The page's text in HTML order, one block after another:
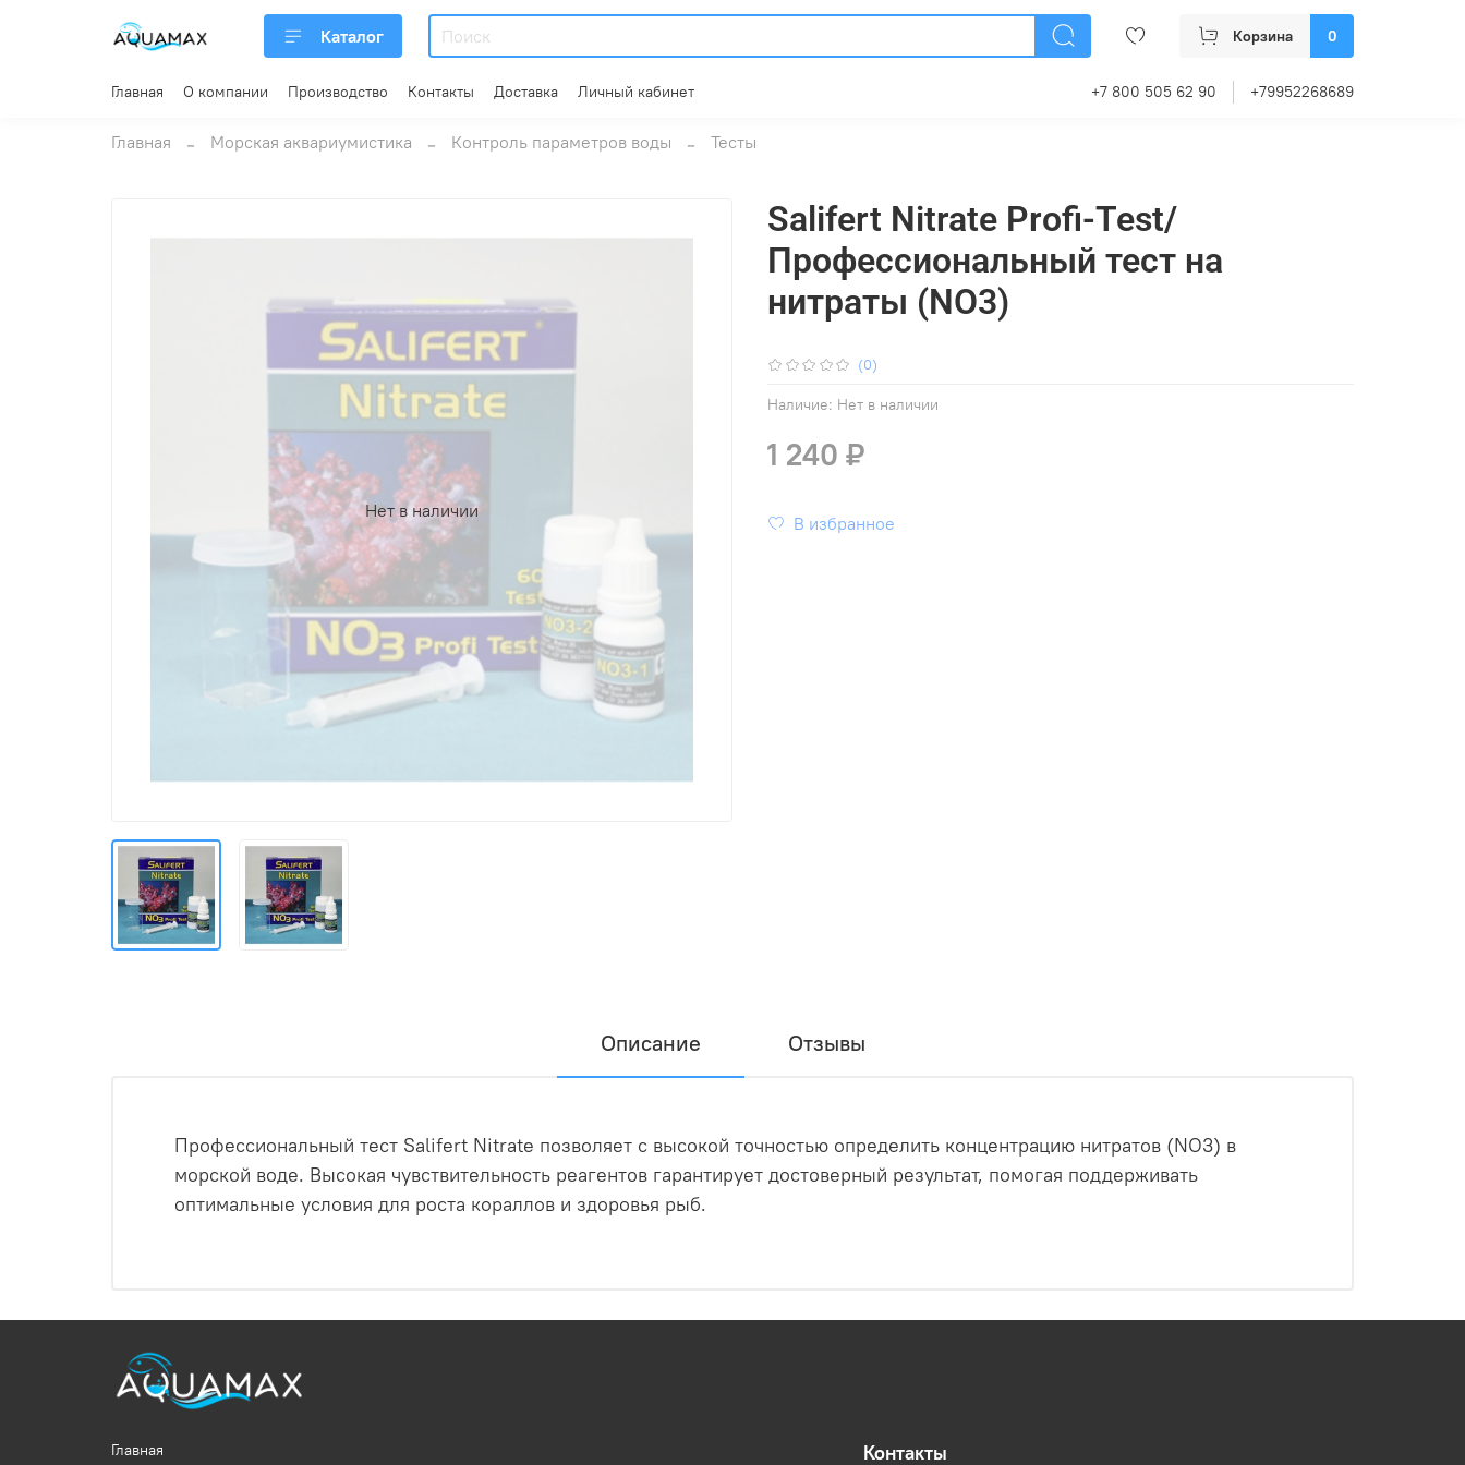
Каталог Корзина 0
Главная О компании Производство Контакты Доставка Личный кабинет +7 800 505 62 90 +79952268689
Главная Морская аквариумистика Контроль параметров воды Тесты
Нет в наличии
(0)
Наличие: Нет в наличии
Salifert Nitrate Profi-Test/
Профессиональный тест на
нитраты (NO3)
1 240 ₽
В избранное
Описание Отзывы
Профессиональный тест Salifert Nitrate позволяет с высокой точностью определить концентрацию нитратов (NO3) в
морской воде. Высокая чувствительность реагентов гарантирует достоверный результат, помогая поддерживать
оптимальные условия для роста кораллов и здоровья рыб.
Главная Контакты